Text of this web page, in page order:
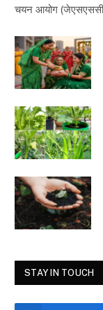
चयन आयोग
STAY IN TOUCH